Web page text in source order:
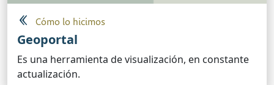
Cómo lo hicimos
Geoportal
Es una herramienta de visualización, en constante
actualización.